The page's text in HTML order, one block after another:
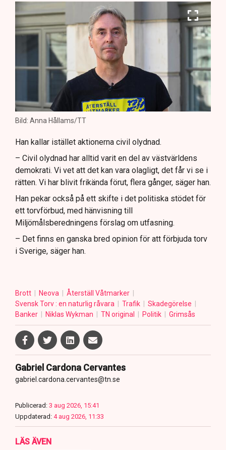
Bild: Anna Hållams/TT
Han kallar istället aktionerna civil olydnad.
– Civil olydnad har alltid varit en del av västvärldens
demokrati. Vi vet att det kan vara olagligt, det får vi se i
rätten. Vi har blivit frikända förut, flera gånger, säger han.
Han pekar också på ett skifte i det politiska stödet för
ett torvförbud, med hänvisning till
Miljömålsberedningens förslag om utfasning.
– Det finns en ganska bred opinion för att förbjuda torv
i Sverige, säger han.
Brott Neova
Återställ Våtmarker
Svensk Torv : en naturlig råvara
Trafik
Skadegörelse
Banker
Niklas Wykman TN original Politik Grimsås
Gabriel Cardona Cervantes
gabriel.cardona.cervantes@tn.se
Publicerad: 3 aug 2026, 15:41
Uppdaterad: 4 aug 2026, 11:33
LÄS ÄVEN